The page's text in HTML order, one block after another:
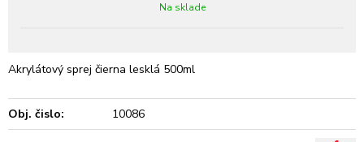
Na sklade
Akrylátový sprej čierna lesklá 500ml
Obj. čislo: 10086